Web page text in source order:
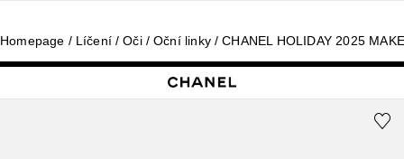
Homepage Líčení Oči Oční linky CHANEL HOLIDAY 2025